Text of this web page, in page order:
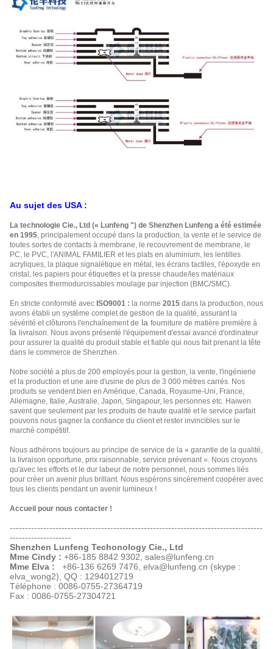
Au sujet des USA :
La technologie Cie., Ltd (« Lunfeng ") de Shenzhen Lunfeng a été estimée
en 1995 , principalement occupé dans la production, la vente et le service de
toutes sortes de contacts à membrane, le recouvrement de membrane, le
PC, le PVC, l'ANIMAL FAMILIER et les plats en aluminium, les lentilles
acryliques, la plaque signalétique en métal, les écrans tactiles, l'époxyde en
cristal, les papiers pour étiquettes et la presse chaude/les matériaux
composites thermodurcissables moulage par injection (BMC/SMC).
En stricte conformité avec ISO9001 : la norme 2015 dans la production, nous
avons établi un système complet de gestion de la qualité, assurant la
sévérité et clôturons l'enchaînement de la fourniture de matière première à
la livraison. Nous avons présenté l'équipement d'essai avancé d'ordinateur
pour assurer la qualité du produit stable et fiable qui nous fait prenant la tête
dans le commerce de Shenzhen.
Notre société a plus de 200 employés pour la gestion, la vente, l'ingénierie
et la production et une aire d'usine de plus de 3 000 mètres carrés. Nos
produits se vendent bien en Amérique, Canada, Royaume-Uni, France,
Allemagne, Italie, Australie, Japon, Singapour, les personnes etc. Haiwen
savent que seulement par les produits de haute qualité et le service parfait
pouvons nous gagner la confiance du client et rester invincibles sur le
marché compétitif.
Nous adhérons toujours au principe de service de la « garantie de la qualité,
la livraison opportune, prix raisonnable, service prévenant ». Nous croyons
qu'avec les efforts et le dur labeur de notre personnel, nous sommes liés
pour créer un avenir plus brillant. Nous espérons sincèrement coopérer avec
tous les clients pendant un avenir lumineux !
Accueil pour nous contacter !
-----------------------------------------------------------------------------------
--------------------
Shenzhen Lunfeng Techonology Cie., Ltd
Mme Cindy : +86-185 8842 9302, sales@lunfeng.cn
Mme Elva : +86-136 6269 7476, elva@lunfeng.cn (skype :
elva_wong2), QQ : 1294012719
Téléphone : 0086-0755-27364719
Fax : 0086-0755-27304721